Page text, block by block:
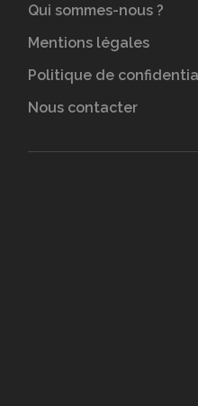
Qui sommes-nous ?
Mentions légales
Politique de
Nous contacter